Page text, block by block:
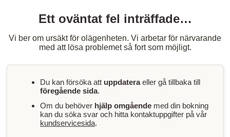
Ett oväntat fel inträffade…
Vi ber om ursäkt för olägenheten. Vi arbetar för närvarande
med att lösa problemet så fort som möjligt.
Du kan försöka att uppdateraeller gå tillbaka till
föregående sida.
Om du behöver hjälp omgående med din bokning
kan du söka svar och hitta kontaktuppgifter på vår
kundservicesida.